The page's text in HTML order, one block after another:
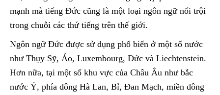
mạnh mà tiếng Đức cũng là một loại ngôn ngữ nổi trội
trong chuỗi các thứ tiếng trên thế giới.
Ngôn ngữ Đức được sử dụng phổ biến ở một số nước
như Thụy Sỹ, Áo, Luxembourg, Đức và Liechtenstein.
Hơn nữa, tại một số khu vực của Châu Âu như bắc
nước Ý, phía đông Hà Lan, Bỉ, Đan Mạch, miền đông